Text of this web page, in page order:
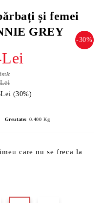
și femei
GREY
-30%
(30%)
Greutate: 0.400 Kg
care nu se freca la